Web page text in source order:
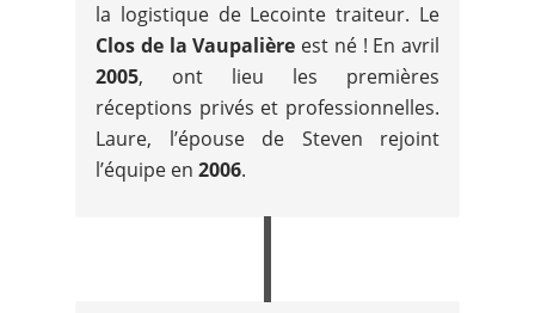
la logistique de Lecointe traiteur. Le
Clos de la Vaupalière est né ! En avril
2005, ont lieu les premières
réceptions privés et professionnelles.
Laure, l’épouse de Steven rejoint
l’équipe en 2006.